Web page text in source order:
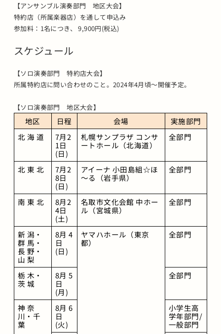
【アンサンブル演奏部門 地区大会】
特約店（所属楽器店）を通して申込み
参加料：1名につき、 9,900円(税込)
スケジュール
【ソロ演奏部門 特約店大会】
所属特約店に問い合わせのこと。2024年4月頃～開催予定。
【ソロ演奏部門 地区大会】
地区 日程 会場
実施部門
北 海 道
7月2
1日
(日)
札幌サンプラザ コンサ
ートホール（北海道）
全部門
北 東 北
7月2
8日
(日)
アイーナ 小田島組☆ほ
～る（岩手県）
全部門
南 東 北
8月2
4日
(土)
名取市文化会館 中ホー
ル（宮城県）
全部門
新 潟・
群 馬・
長 野・
山 梨
8月 4
日
(日)
ヤマハホール（東京
都）
全部門
栃 木・
茨 城
8月 5
日
(月)
全部門
神 奈
川・千
葉
8月 6
日
(火)
小学生高
学年部門/
一般部門